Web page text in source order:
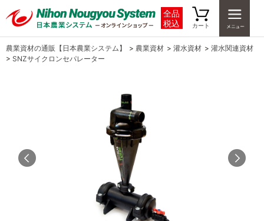
全品
税込
カート
農業資材の通販【日本農業システム】 > 農業資材 > 灌水資材 > 灌水関連資材
> SNZサイクロンセパレーター